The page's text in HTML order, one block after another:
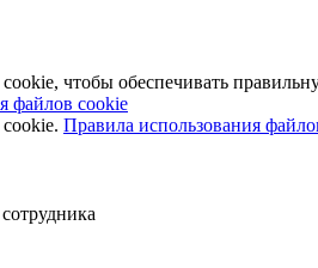
чтобы обеспечивать
файлов cookie
Правила использования